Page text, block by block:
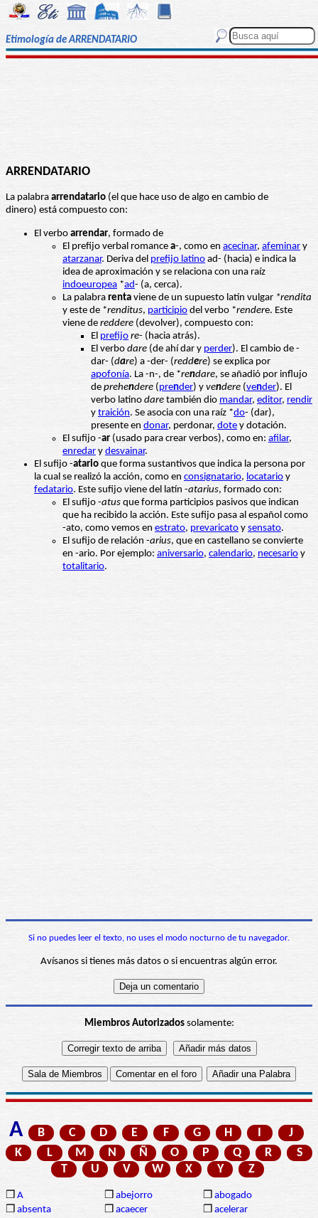
Etimología de ARRENDATARIO
ARRENDATARIO
La palabra arrendatario (el que hace uso de algo en cambio de
dinero) está compuesto con:
El verbo arrendar, formado de
El prefijo verbal romance a-, como en acecinar, afeminar y
atarzanar. Deriva del prefijo latino ad- (hacia) e indica la
idea de aproximación y se relaciona con una raíz
indoeuropea *ad- (a, cerca).
La palabra renta viene de un supuesto latín vulgar *rendita
y este de *renditus, participio del verbo *rendere. Este
viene de reddere (devolver), compuesto con:
El prefijo re- (hacia atrás).
El verbo dare (de ahí dar y perder). El cambio de -
dar- (dare) a -der- (reddere) se explica por
apofonía. La -n-, de *rendare, se añadió por influjo
de prehendere (prender) y vendere (vender). El
verbo latino dare también dio mandar, editor, rendir
y traición. Se asocia con una raíz *do- (dar),
presente en donar, perdonar, dote y dotación.
El sufijo -ar (usado para crear verbos), como en: afilar,
enredar y desvainar.
El sufijo -atario que forma sustantivos que indica la persona por
la cual se realizó la acción, como en consignatario, locatario y
fedatario. Este sufijo viene del latín -atarius, formado con:
El sufijo -atus que forma participios pasivos que indican
que ha recibido la acción. Este sufijo pasa al español como
-ato, como vemos en estrato, prevaricato y sensato.
El sufijo de relación -arius, que en castellano se convierte
en -ario. Por ejemplo: aniversario, calendario, necesario y
totalitario.
Si no puedes leer el texto, no uses el modo nocturno de tu navegador.
Avísanos si tienes más datos o si encuentras algún error.
Miembros Autorizadossolamente:
A B C D E F G H I
J
K
L M N Ñ O P Q R
S
T
U V W X Y Z
❒ A ❒ abejorro ❒ abogado
❒ absenta ❒ acaecer ❒ acelerar